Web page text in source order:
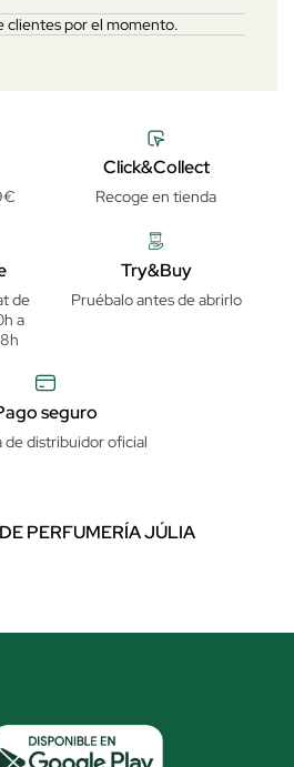
clientes por el momento.
Click&Collect
Recoge en tienda
de
a
Try&Buy
Pruébalo antes de abrirlo
seguro
de distribuidor oficial
PERFUMERÍA JÚLIA